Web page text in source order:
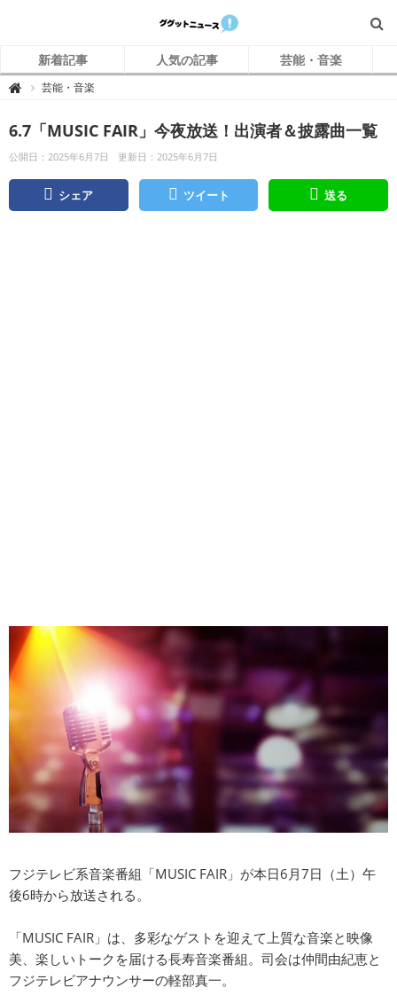
新着記事 人気の記事 芸能・音楽
 グ
ニ
ュ
ー
ス
芸能・音楽
6.7「MUSIC FAIR」今夜放送！出演者＆披露曲一覧
公開日：2025年6月7日 更新日：2025年6月7日
シェア ツイート 送る
フジテレビ系音楽番組「MUSIC FAIR」が本日6月7日（土）午
後6時から放送される。
「MUSIC FAIR」は、多彩なゲストを迎えて上質な音楽と映像
美、楽しいトークを届ける長寿音楽番組。司会は仲間由紀恵と
フジテレビアナウンサーの軽部真一。